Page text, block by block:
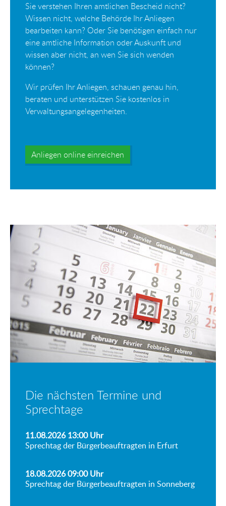
Sie verstehen Ihren amtlichen Bescheid nicht?
Wissen nicht, welche Behörde Ihr Anliegen
bearbeiten kann? Oder Sie benötigen einfach nur
eine amtliche Information oder Auskunft und
wissen aber nicht, an wen Sie sich wenden
können?
Wir prüfen Ihr Anliegen, schauen genau hin,
beraten und unterstützen Sie kostenlos in
Verwaltungsangelegenheiten.
Anliegen online einreichen
Die nächsten Termine und
Sprechtage
11.08.2026 13:00Uhr
Sprechtag der Bürgerbeauftragten in Erfurt
18.08.2026 09:00Uhr
Sprechtag der Bürgerbeauftragten in Sonneberg